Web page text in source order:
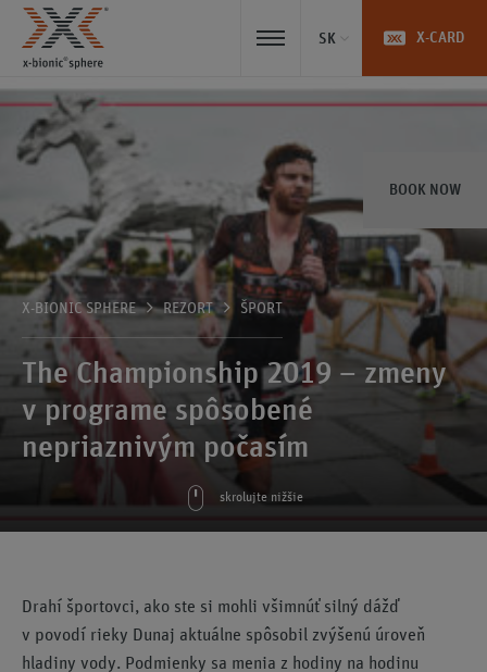
SK
BOOK NOW
X-CARD
X-BIONIC SPHERE REZORT ŠPORT
The Championship 2019 – zmeny
v programe spôsobené
nepriaznivým počasím
skrolujte nižšie
Drahí športovci, ako ste si mohli všimnúť silný dážď
v povodí rieky Dunaj aktuálne spôsobil zvýšenú úroveň
hladiny vody. Podmienky sa menia z hodiny na hodinu